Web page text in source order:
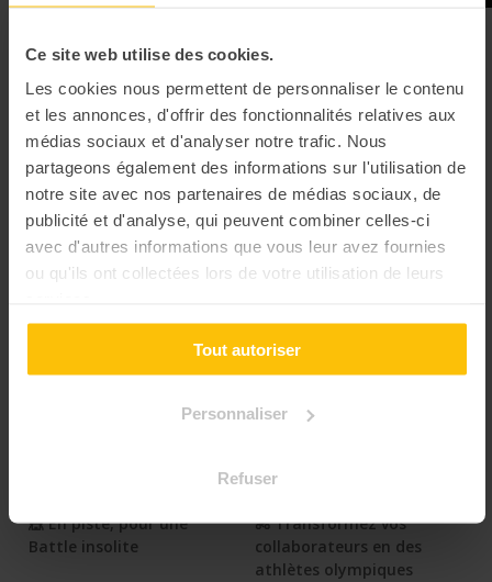
Ce site web utilise des cookies.
Les cookies nous permettent de personnaliser le contenu
et les annonces, d'offrir des fonctionnalités relatives aux
médias sociaux et d'analyser notre trafic. Nous
partageons également des informations sur l'utilisation de
notre site avec nos partenaires de médias sociaux, de
publicité et d'analyse, qui peuvent combiner celles-ci
avec d'autres informations que vous leur avez fournies
ou qu'ils ont collectées lors de votre utilisation de leurs
Tout autoriser
Personnaliser
Refuser
Team building Troyes "Wahou"
Pour les adeptes de sensations fortes et d’atypisme 👊🏻
🎪 En piste, pour une
Battle insolite
games
🚴 Transformez vos
collaborateurs en des
athlètes olympiques